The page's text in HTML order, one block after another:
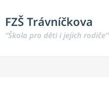
FZŠ Trávníčkova
“Škola pro děti i jejich rodiče“